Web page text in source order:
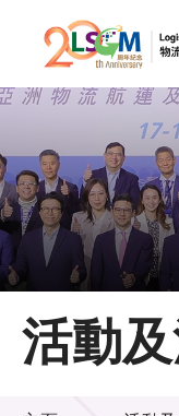
跳到內
主頁
關於LSCM
活動
活動及消息